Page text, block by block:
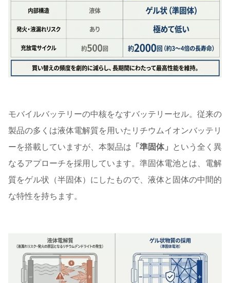
モバイルバッテリーの中核をなすバッテリーセル。従来の
製品の多くは液体電解質を用いたリチウムイオンバッテリ
ーを搭載していますが、本製品は 「準固体」
という全く異
なるアプローチを採用しています。準固体電池とは、電解
質をゲル状（半固体）にしたもので、液体と固体の中間的
な特性を持ちます。